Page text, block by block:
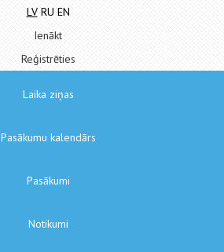
LV RU EN
Ienākt
Reģistrēties
Laika ziņas
Pasākumu kalendārs
Pasākumi
Notikumi